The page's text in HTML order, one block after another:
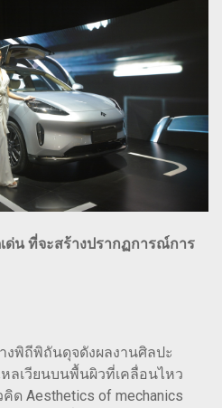
เด่น ที่จะสร้างปรากฏการณ์การ
งพิถีพิถันดุจดังผลงานศิลปะ
หลเวียนบนพื้นผิวที่เคลื่อนไหว
Aesthetics of mechanics